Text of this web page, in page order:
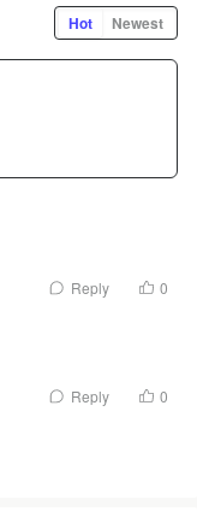
Hot Newest
Reply 0
Reply 0